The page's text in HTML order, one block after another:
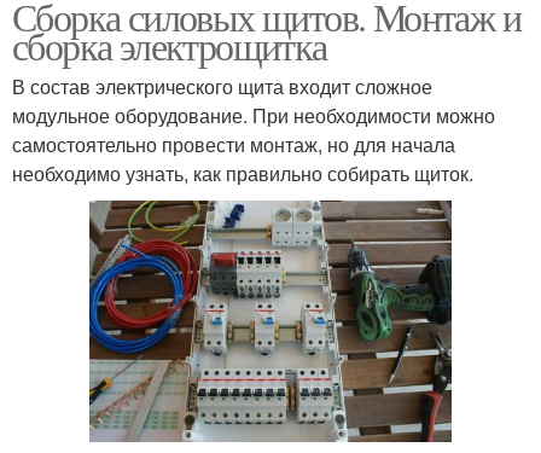
Сборка силовых щитов. Монтаж и
сборка электрощитка
В состав электрического щита входит сложное
модульное оборудование. При необходимости можно
самостоятельно провести монтаж, но для начала
необходимо узнать, как правильно собирать щиток.